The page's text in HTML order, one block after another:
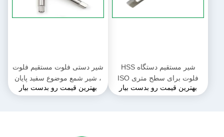
شیر مستقیم دستگاه HSS
فلوت برای سطح متری ISO
سفید به پایان رسید
بهترین قیمت رو بدست بیار
شیر دستی فلوت مستقیم فلوت
، شیر شمع موضوع سفید پایان
بهترین قیمت رو بدست بیار